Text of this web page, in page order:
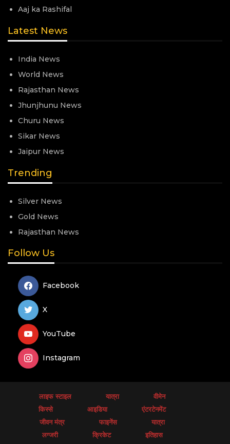
Aaj ka Rashifal
Latest News
India News
World News
Rajasthan News
Jhunjhunu News
Churu News
Sikar News
Jaipur News
Trending
Silver News
Gold News
Rajasthan News
Follow Us
Facebook
X
YouTube
Instagram
लाइफ स्टाइल यात्रा
वीमेन
किस्से
आइडिया
एंटरटेनमेंट
जीवन मंत्र
फाइनेंस
यात्रा
लग्जरी
क्रिकेट इतिहास